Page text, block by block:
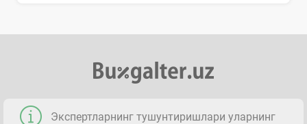
Экспертларнинг тушунтиришлари уларнинг